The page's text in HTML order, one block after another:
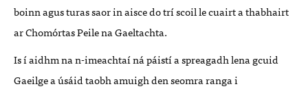
boinn agus turas saor in aisce do trí scoil le cuairt a thabhairt
ar Chomórtas Peile na Gaeltachta.
Is í aidhm na n-imeachtaí ná páistí a spreagadh lena gcuid
Gaeilge a úsáid taobh amuigh den seomra ranga i